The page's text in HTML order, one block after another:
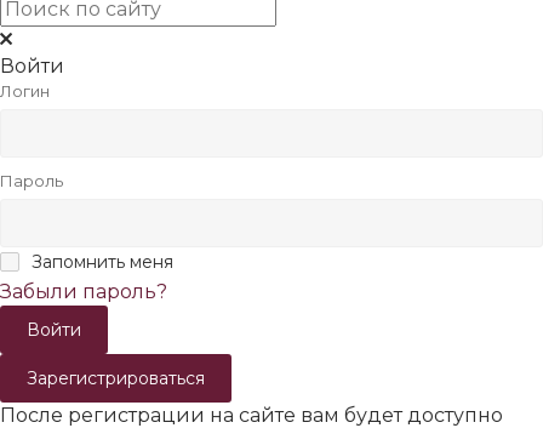
Войти
Логин
Пароль
Запомнить меня
Забыли пароль?
Зарегистрироваться
После регистрации на сайте вам будет доступно